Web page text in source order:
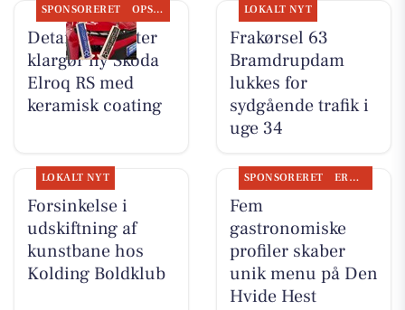
SPONSORERET OPSLAGSTAVLEN
Detailing Center
klargør ny Skoda
Elroq RS med
keramisk coating
LOKALT NYT
Frakørsel 63
Bramdrupdam
lukkes for
sydgående trafik i
uge 34
LOKALT NYT
Forsinkelse i
udskiftning af
kunstbane hos
Kolding Boldklub
SPONSORERET ERHVERV
Fem
gastronomiske
profiler skaber
unik menu på Den
Hvide Hest